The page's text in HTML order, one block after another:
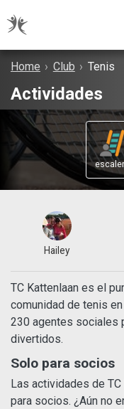
Home › Club › Tenis
Actividades
Hailey
TC Kattenlaan es el
comunidad de tenis
230 agentes sociales
divertidos.
Solo para socios
Las actividades de
para socios. ¿Aún no